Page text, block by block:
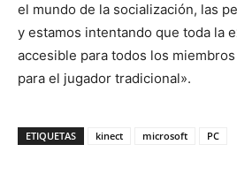
el mundo de la socialización, las
y estamos intentando que toda la
accesible para todos los
para el jugador tradicional».
ETIQUETAS kinect microsoft PC